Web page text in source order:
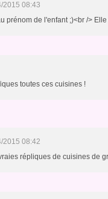
2015 08:43
prénom de l'enfant ;)<br />
toutes ces cuisines !
2015 08:42
répliques de cuisines de